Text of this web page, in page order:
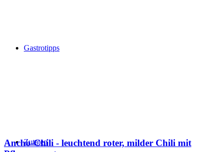
Gastrotipps
Zutaten
Ancho-Chili - leuchtend roter, milder Chili mit